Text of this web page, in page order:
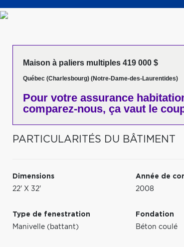
Maison à paliers multiples 419 000 $
Québec (Charlesbourg) (Notre-Dame-des-Laurentides)
Pour votre assurance
comparez-nous, ça vaut le
PARTICULARITÉS DU BÂTIMENT
Dimensions
22' X 32'
Année de
2008
Type de fenestration
Manivelle (battant)
Fondation
Béton coulé